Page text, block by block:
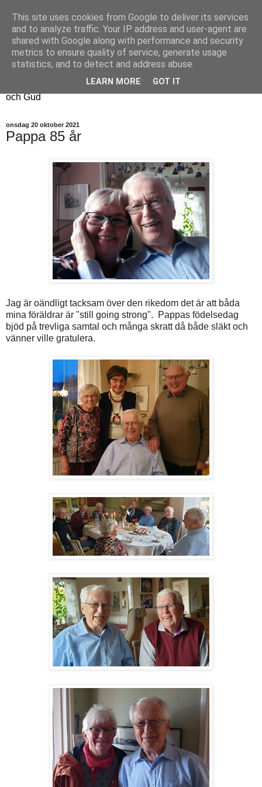
Fyren
Fyren finns för att sprida ljus i mörkret
För att påminna om guldkanterna i tillvaron
Här samsas jakt, hantverk, odling, och andra tankar om livet
och Gud
onsdag 20 oktober 2021
Pappa 85 år
Jag är oändligt tacksam över den rikedom det är att båda
mina föräldrar är "still going strong". Pappas födelsedag
bjöd på trevliga samtal och många skratt då både släkt och
vänner ville gratulera.
This site uses cookies from Google to deliver its services
and to analyze traffic. Your IP address and user-agent are
shared with Google along with performance and security
metrics to ensure quality of service, generate usage
statistics, and to detect and address abuse.
LEARN MORE GOT IT